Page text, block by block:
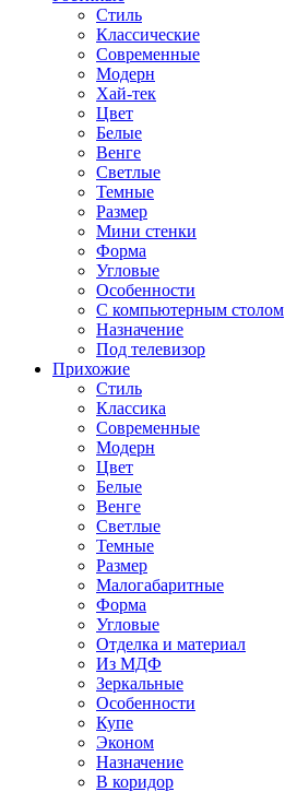
Стиль
Классические
Современные
Модерн
Хай-тек
Цвет
Белые
Венге
Светлые
Темные
Размер
Мини стенки
Форма
Угловые
Особенности
С компьютерным столом
Назначение
Под телевизор
Прихожие
Стиль
Классика
Современные
Модерн
Цвет
Белые
Венге
Светлые
Темные
Размер
Малогабаритные
Форма
Угловые
Отделка и материал
Из МДФ
Зеркальные
Особенности
Купе
Эконом
Назначение
В коридор